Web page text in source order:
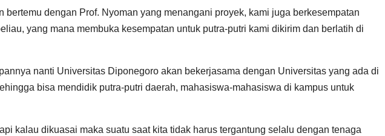
bertemu dengan Prof. Nyoman yang menangani proyek, kami juga berkesempatan
yang mana membuka kesempatan untuk putra-putri kami dikirim dan berlatih di
nanti Universitas Diponegoro akan bekerjasama dengan Universitas yang ada di
bisa mendidik putra-putri daerah, mahasiswa-mahasiswa di kampus untuk
kalau dikuasai maka suatu saat kita tidak harus tergantung selalu dengan tenaga